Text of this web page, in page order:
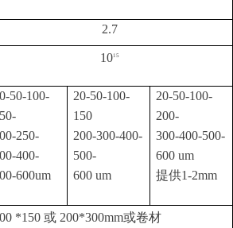
2.7
1015
0-50-100-
250-
400-
-600um
20-50-100-
150
200-300-400-
500-
600 um
20-50-100-
200-
300-400-500-
600 um
提供1-2mm
00 *150或 200*300mm或卷材